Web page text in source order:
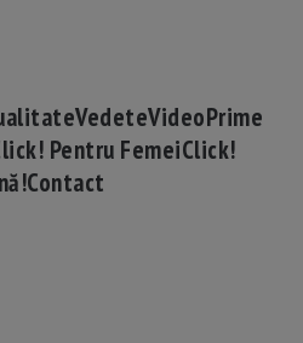
VedeteVideoPrime
Pentru FemeiClick!
Contact